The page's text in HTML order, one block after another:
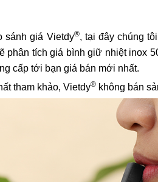
sánh giá Vietdy®, tại đây chúng
phân tích giá bình giữ nhiệt inox
cấp tới bạn giá bán mới nhất.
tham khảo, Vietdy® không bán